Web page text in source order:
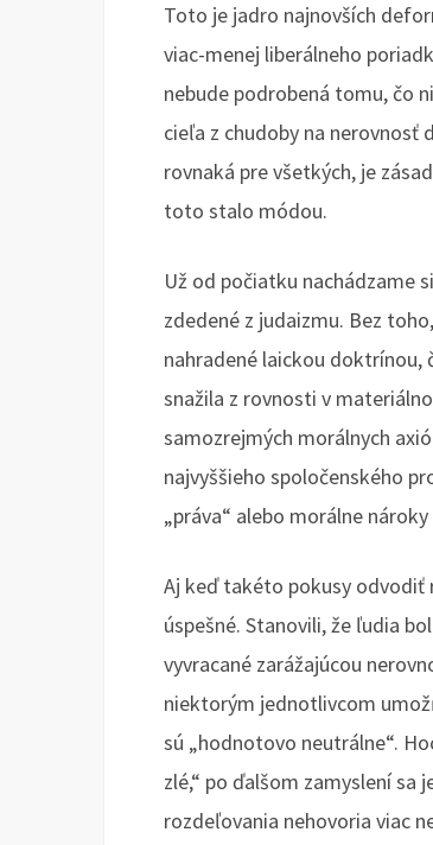
Toto je jadro najnovších
viac-menej liberálneho
nebude podrobená tomu, čo
cieľa z chudoby na nerovnosť
rovnaká pre všetkých, je
toto stalo módou.
Už od počiatku nachádzame
zdedené z judaizmu. Bez
nahradené laickou
snažila z rovnosti v
samozrejmých morálnych
najvyššieho spoločenského
„práva“ alebo morálne
Aj keď takéto pokusy odvodiť
úspešné. Stanovili, že ľudia
vyvracané zarážajúcou
niektorým jednotlivcom
sú „hodnotovo neutrálne“.
zlé,“ po ďalšom zamyslení sa
rozdeľovania nehovoria viac